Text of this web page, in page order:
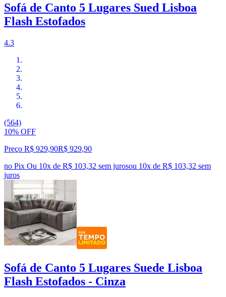
Sofá de Canto 5 Lugares Sued Lisboa
Flash Estofados
4.3
(564)
10% OFF
Preço R$ 929,90R$ 929,90
no Pix Ou 10x de R$ 103,32 sem jurosou 10x de R$ 103,32 sem
juros
Sofá de Canto 5 Lugares Suede Lisboa
Flash Estofados - Cinza